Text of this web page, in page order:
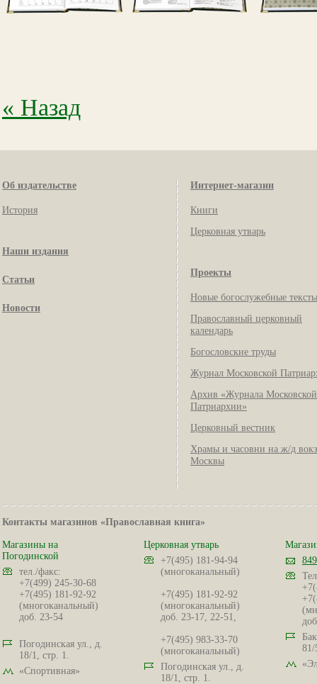
« Назад
Об издательстве
История
Наши издания
Статьи
Новости
Интернет-магазин
Книги
Церковная утварь
Проекты
Новые богослужебные тексты
Православный церковный
календарь
Богословские труды
Журнал Московской
Архив «Журнала Московской
Патриархии»
Церковный вестник
Храмы и часовни на ж/д
Москвы
Контакты магазинов «Православная книга»
Магазины на
Погодинской
тел./факс:
+7(499) 245-30-68
+7(495) 181-92-92
(многоканальный)
доб. 23-54
Погодинская ул., д.
18/1, стр. 1.
«Спортивная»
Церковная утварь
+7(495) 181-94-94
(многоканальный)
+7(495) 181-92-92
(многоканальный)
доб. 23-17, 22-51,
+7(495) 983-33-70
(многоканальный)
Погодинская ул., д.
18/1, стр. 1.
81/